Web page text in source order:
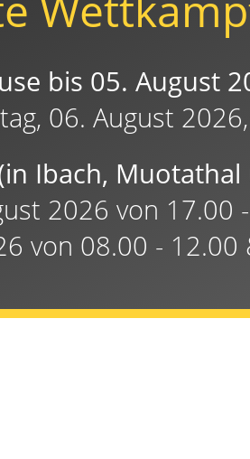
bis 05. August
06. August
Ibach,
2026 von 17.00
von 08.00 -